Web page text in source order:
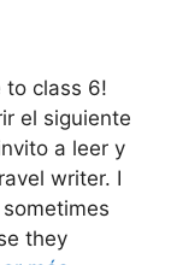
to class 6!
el siguiente
a leer y
writer. I
they